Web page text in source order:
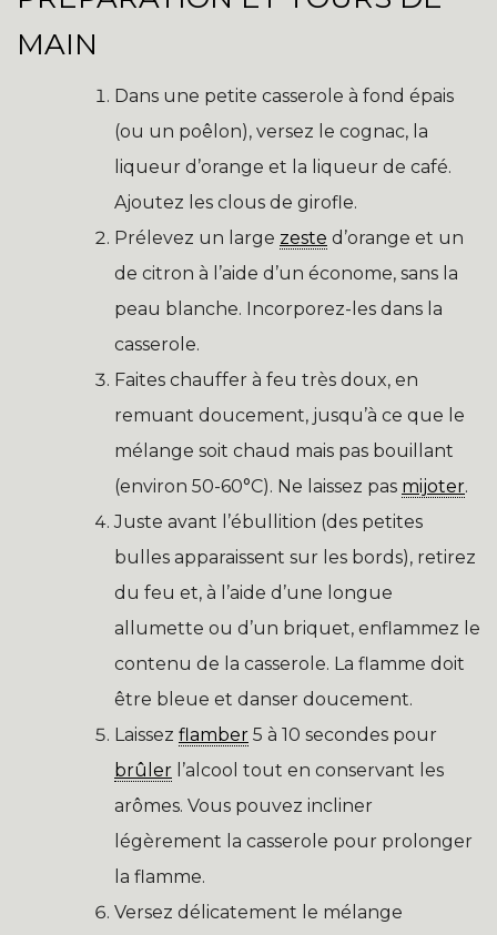
MAIN
Dans une petite casserole à fond épais
(ou un poêlon), versez le cognac, la
liqueur d’orange et la liqueur de café.
Ajoutez les clous de girofle.
Prélevez un large zeste d’orange et un
de citron à l’aide d’un économe, sans la
peau blanche. Incorporez-les dans la
casserole.
Faites chauffer à feu très doux, en
remuant doucement, jusqu’à ce que le
mélange soit chaud mais pas bouillant
(environ 50-60°C). Ne laissez pas mijoter.
Juste avant l’ébullition (des petites
bulles apparaissent sur les bords), retirez
du feu et, à l’aide d’une longue
allumette ou d’un briquet, enflammez le
contenu de la casserole. La flamme doit
être bleue et danser doucement.
Laissez flamber 5 à 10 secondes pour
brûler l’alcool tout en conservant les
arômes. Vous pouvez incliner
légèrement la casserole pour prolonger
la flamme.
Versez délicatement le mélange